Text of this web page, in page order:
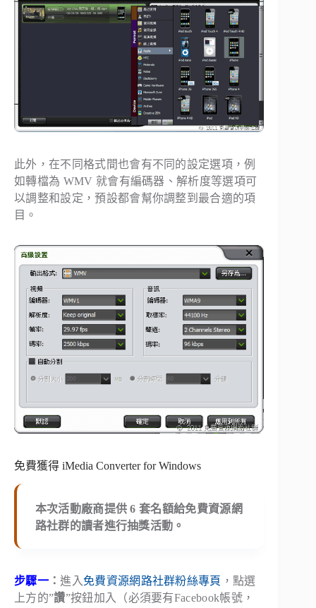
此外，在不同格式間也會有不同的設定選項，例
如轉檔為 WMV 就會有編碼器、解析度等選項可
以調整和設定，預設都會幫你調整到最合適的項
目。
免費獲得 iMedia Converter for Windows
本次活動廠商提供 6 套名額給免費資源網
路社群的讀者進行抽獎活動。
步驟一：進入免費資源網路社群粉絲專頁 ，點選
上方的”讚”按鈕加入（必須要有Facebook帳號，